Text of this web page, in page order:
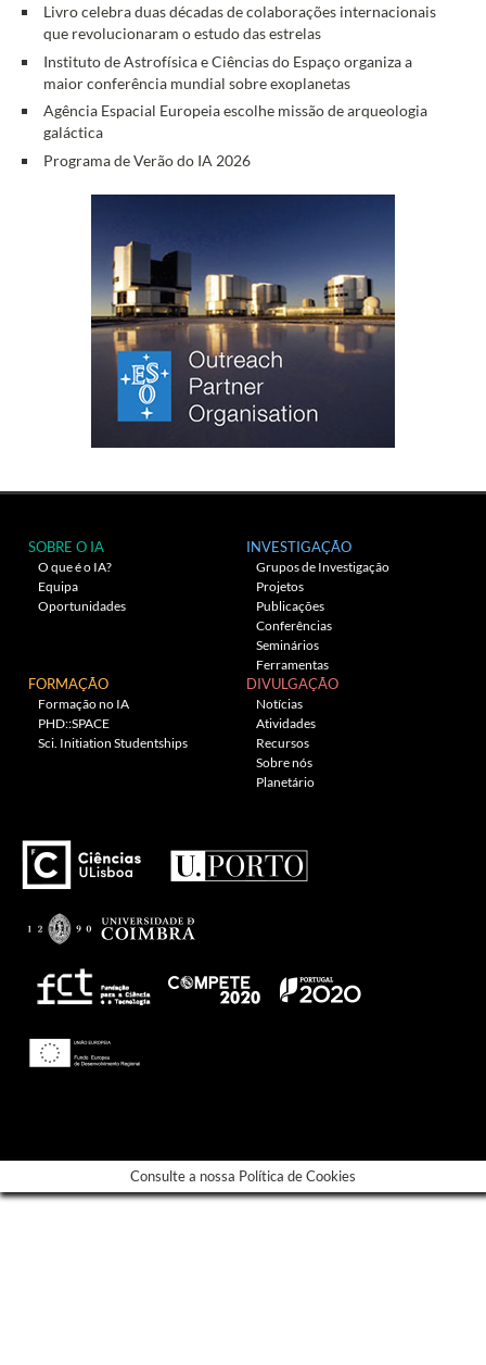
Livro celebra duas décadas de colaborações internacionais
que revolucionaram o estudo das estrelas
Instituto de Astrofísica e Ciências do Espaço organiza a
maior conferência mundial sobre exoplanetas
Agência Espacial Europeia escolhe missão de arqueologia
galáctica
Programa de Verão do IA 2026
SOBRE O IA
O que é o IA?
Equipa
Oportunidades
INVESTIGAÇÃO
Grupos de Investigação
Projetos
Publicações
Conferências
Seminários
Ferramentas
FORMAÇÃO
Formação no IA
PHD::SPACE
Sci. Initiation Studentships
DIVULGAÇÃO
Notícias
Atividades
Recursos
Sobre nós
Planetário
Consulte a nossa Política de Cookies